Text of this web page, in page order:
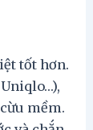
tốt hơn.
mềm.